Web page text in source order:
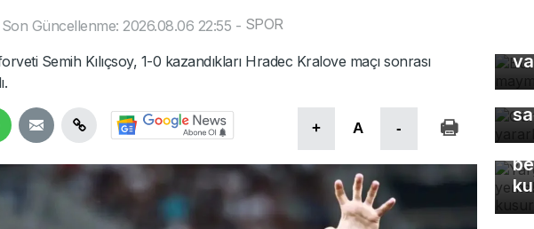
Son Güncellenme: 2026.08.06 22:55 - SPOR
Semih Kılıçsoy, 1-0 kazandıkları Hradec Kralove maçı sonrası
+ A -